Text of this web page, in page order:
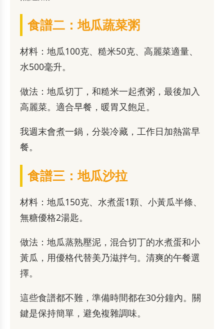
食譜二：地瓜蔬菜粥
材料：地瓜100克、糙米50克、高麗菜適量、
水500毫升。
做法：地瓜切丁，和糙米一起煮粥，最後加入
高麗菜。適合早餐，暖胃又飽足。
我週末會煮一鍋，分裝冷藏，工作日加熱當早
餐。
食譜三：地瓜沙拉
材料：地瓜150克、水煮蛋1顆、小黃瓜半條、
無糖優格2湯匙。
做法：地瓜蒸熟壓泥，混合切丁的水煮蛋和小
黃瓜，用優格代替美乃滋拌勻。清爽的午餐選
擇。
這些食譜都不難，準備時間都在30分鐘內。關
鍵是保持簡單，避免複雜調味。